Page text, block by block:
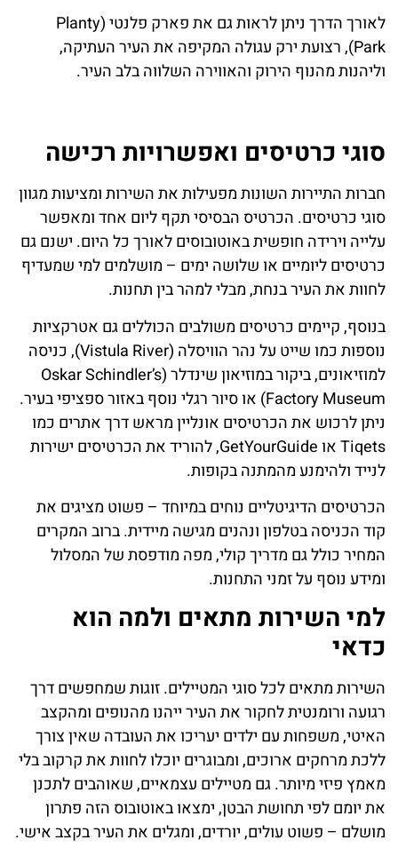
לאורך הדרך ניתן לראות גם את פארק פלנטי (Planty
Park), רצועת ירק עגולה המקיפה את העיר העתיקה,
וליהנות מהנוף הירוק והאווירה השלווה בלב העיר.
סוגי כרטיסים ואפשרויות רכישה
חברות התיירות השונות מפעילות את השירות ומציעות מגוון
סוגי כרטיסים. הכרטיס הבסיסי תקף ליום אחד ומאפשר
עלייה וירידה חופשית באוטובוסים לאורך כל היום. ישנם גם
כרטיסים ליומיים או שלושה ימים – מושלמים למי שמעדיף
לחוות את העיר בנחת, מבלי למהר בין תחנות.
בנוסף, קיימים כרטיסים משולבים הכוללים גם אטרקציות
נוספות כמו שייט על נהר הוויסלה (Vistula River), כניסה
למוזיאונים, ביקור במוזיאון שינדלר (Oskar Schindler’s
Factory Museum) או סיור רגלי נוסף באזור ספציפי בעיר.
ניתן לרכוש את הכרטיסים אונליין מראש דרך אתרים כמו
Tiqets או GetYourGuide, להוריד את הכרטיסים ישירות
לנייד ולהימנע מהמתנה בקופות.
הכרטיסים הדיגיטליים נוחים במיוחד – פשוט מציגים את
קוד הכניסה בטלפון ונהנים מגישה מיידית. ברוב המקרים
המחיר כולל גם מדריך קולי, מפה מודפסת של המסלול
ומידע נוסף על זמני התחנות.
למי השירות מתאים ולמה הוא
כדאי
השירות מתאים לכל סוגי המטיילים. זוגות שמחפשים דרך
רגועה ורומנטית לחקור את העיר ייהנו מהנופים ומהקצב
האיטי, משפחות עם ילדים יעריכו את העובדה שאין צורך
ללכת מרחקים ארוכים, ומבוגרים יוכלו לחוות את קרקוב בלי
מאמץ פיזי מיותר. גם מטיילים עצמאיים, שאוהבים לתכנן
את יומם לפי תחושת הבטן, ימצאו באוטובוס הזה פתרון
מושלם – פשוט עולים, יורדים, ומגלים את העיר בקצב אישי.